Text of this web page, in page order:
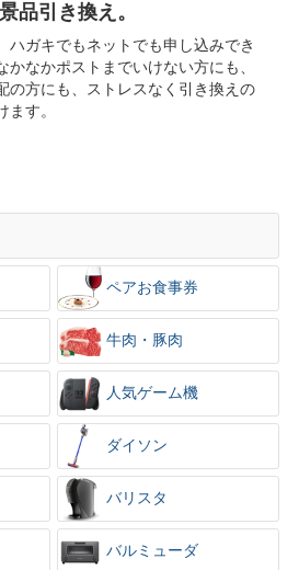
品引き換え。
ハガキでもネットでも申し込みでき
かなかポストまでいけない方にも、
の方にも、ストレスなく引き換えの
す。
ペアお食事券
牛肉・豚肉
人気ゲーム機
ダイソン
バリスタ
バルミューダ